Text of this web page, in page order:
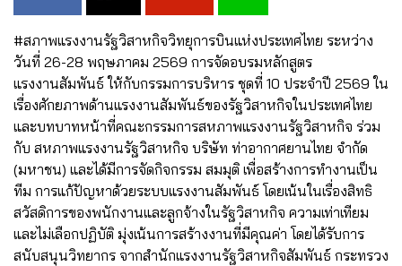
#สภาพแรงงานรัฐวิสาหกิจวิทยุการบินแห่งประเทศไทย ระหว่าง
วันที่ 26-28 พฤษภาคม 2569 การจัดอบรมหลักสูตร
แรงงานสัมพันธ์ ให้กับกรรมการบริหาร ชุดที่ 10 ประจำปี 2569 ใน
เรื่องศักยภาพด้านแรงงานสัมพันธ์ของรัฐวิสาหกิจในประเทศไทย
และบทบาทหน้าที่คณะกรรมการสหภาพแรงงานรัฐวิสาหกิจ ร่วม
กับ สหภาพแรงงานรัฐวิสาหกิจ บริษัท ท่าอากาศยานไทย จำกัด
(มหาชน) และได้มีการจัดกิจกรรม สมมุติ เพื่อสร้างการทำงานเป็น
ทีม การแก้ปัญหาด้วยระบบแรงงานสัมพันธ์ โดยเน้นในเรื่องสิทธิ
สวัสดิการของพนักงานและลูกจ้างในรัฐวิสาหกิจ ความเท่าเทียม
และไม่เลือกปฏิบัติ มุ่งเน้นการสร้างงานที่มีคุณค่า โดยได้รับการ
สนับสนุนวิทยากร จากสำนักแรงงานรัฐวิสาหกิจสัมพันธ์ กระทรวง